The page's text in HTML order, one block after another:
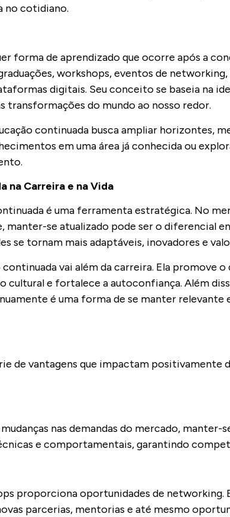
no cotidiano.
forma de aprendizado que ocorre após a
workshops, eventos de
digitais. Seu conceito se baseia na
transformações do mundo ao nosso redor.
continuada busca ampliar horizontes,
em uma área já conhecida ou
na Carreira e na Vida
é uma ferramenta estratégica. No
se atualizado pode ser o diferencial
se tornam mais adaptáveis, inovadores e
vai além da carreira. Ela promove
e fortalece a autoconfiança. Além
é uma forma de se manter
de vantagens que impactam positivamente
nas demandas do mercado, manter-
e comportamentais, garantindo
proporciona oportunidades de
parcerias, mentorias e até mesmo